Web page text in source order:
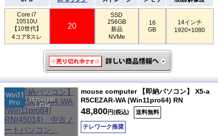
Core i7
10510U
【10世代】
4コア8スレ
20
SSD
256GB
新品
NVMe
16
GB
14インチ
1920×1080
1920×1080
1.42kg
mouse computer 【即納パソコン】 X5-a
R5CEZAR-WA (Win11pro64) RN
48,800円(税込) 送料無料
テレワーク推奨